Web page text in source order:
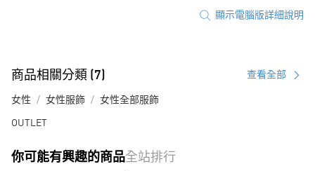
顯示電腦版詳細說明
商品相關分類 (7) 查看全部
女性 女性服飾 女性全部服飾
OUTLET
你可能有興趣的商品全站排行